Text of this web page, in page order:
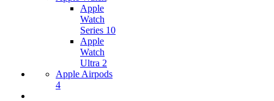
Apple
Watch
Series 10
Apple
Watch
Ultra 2
Apple Airpods
4